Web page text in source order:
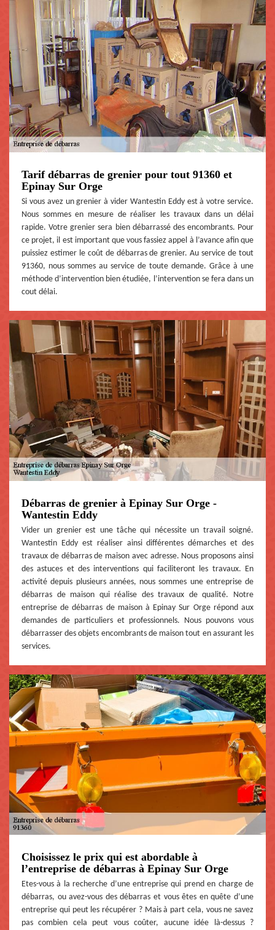
Tarif débarras de grenier pour tout 91360 et
Epinay Sur Orge
Si vous avez un grenier à vider Wantestin Eddy est à votre service.
Nous sommes en mesure de réaliser les travaux dans un délai
rapide. Votre grenier sera bien débarrassé des encombrants. Pour
ce projet, il est important que vous fassiez appel à l’avance afin que
puissiez estimer le coût de débarras de grenier. Au service de tout
91360, nous sommes au service de toute demande. Grâce à une
méthode d’intervention bien étudiée, l’intervention se fera dans un
cout délai.
Débarras de grenier à Epinay Sur Orge -
Wantestin Eddy
Vider un grenier est une tâche qui nécessite un travail soigné.
Wantestin Eddy est réaliser ainsi différentes démarches et des
travaux de débarras de maison avec adresse. Nous proposons ainsi
des astuces et des interventions qui faciliteront les travaux. En
activité depuis plusieurs années, nous sommes une entreprise de
débarras de maison qui réalise des travaux de qualité. Notre
entreprise de débarras de maison à Epinay Sur Orge répond aux
demandes de particuliers et professionnels. Nous pouvons vous
débarrasser des objets encombrants de maison tout en assurant les
services.
Choisissez le prix qui est abordable à
l’entreprise de débarras à Epinay Sur Orge
Etes-vous à la recherche d’une entreprise qui prend en charge de
débarras, ou avez-vous des débarras et vous êtes en quête d’une
entreprise qui peut les récupérer ? Mais à part cela, vous ne savez
pas combien cela peut vous coûter, aucune idée là-dessus ?